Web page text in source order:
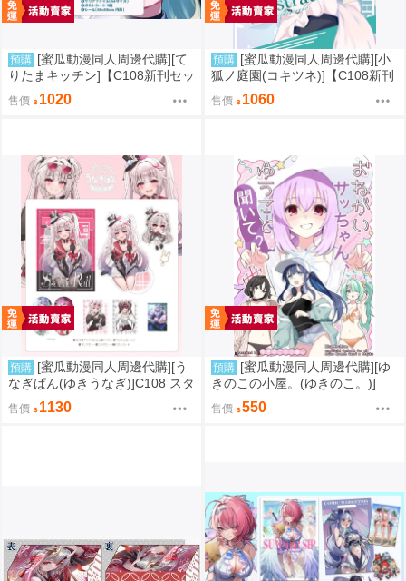
預購 [蜜瓜動漫同人周邊代購][て
りたまキッチン]【C108新刊セッ
ト】NEW ERIDUSCAPEセット
(絕區零)(同人誌)
售價 1020
預購 [蜜瓜動漫同人周邊代購][小
狐ノ庭園(コキツネ)]【C108新刊
セット】Fubuki Illustration 2
【特典付】(Hololive)(同人誌)
售價 1060
預購 [蜜瓜動漫同人周邊代購][う
なぎぱん(ゆきうなぎ)]C108 スタ
レ新刊セット うなぎぱん(崩壞：
星穹鐵道)(同人誌)
售價 1130
預購 [蜜瓜動漫同人周邊代購][ゆ
きのこの小屋。(ゆきのこ。)]
【新刊セット】おねがいサッち
ゃん、ゆうこと聞いて(蔚藍檔案)
售價 550